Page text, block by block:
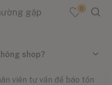
gặp 0
shop?
viên tư vấn để báo tồn